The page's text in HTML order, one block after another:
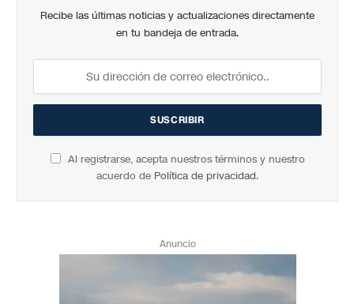
Recibe las últimas noticias y actualizaciones directamente
en tu bandeja de entrada.
Al registrarse, acepta nuestros términos y nuestro
acuerdo de Política de privacidad.
Anuncio